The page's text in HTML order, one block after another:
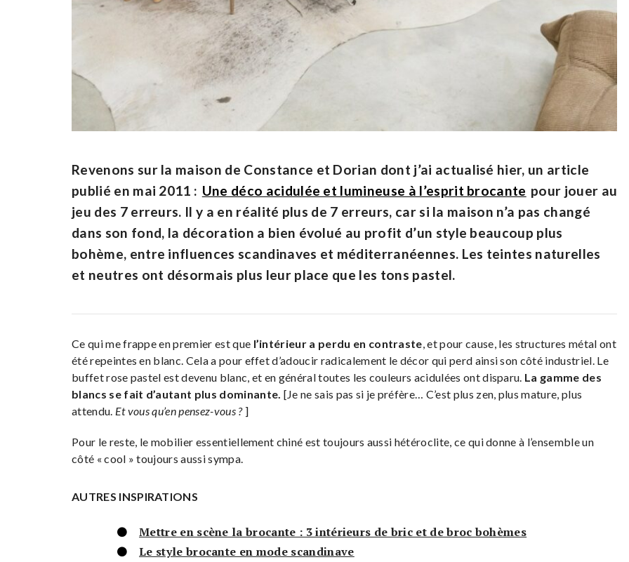
Revenons sur la maison de Constance et Dorian dont j’ai actualisé hier, un article
publié en mai 2011 : Une déco acidulée et lumineuse à l’esprit brocante pour jouer au
jeu des 7 erreurs. Il y a en réalité plus de 7 erreurs, car si la maison n’a pas changé
dans son fond, la décoration a bien évolué au profit d’un style beaucoup plus
bohème, entre influences scandinaves et méditerranéennes. Les teintes naturelles
et neutres ont désormais plus leur place que les tons pastel.
Ce qui me frappe en premier est que l’intérieur a perdu en contraste , et pour cause, les structures métal ont
été repeintes en blanc. Cela a pour effet d’adoucir radicalement le décor qui perd ainsi son côté industriel. Le
buffet rose pastel est devenu blanc, et en général toutes les couleurs acidulées ont disparu. La gamme des
blancs se fait d’autant plus dominante. [Je ne sais pas si je préfère… C’est plus zen, plus mature, plus
attendu. Et vous qu’en pensez-vous ? ]
Pour le reste, le mobilier essentiellement chiné est toujours aussi hétéroclite, ce qui donne à l’ensemble un
côté « cool » toujours aussi sympa.
AUTRES INSPIRATIONS
Mettre en scène la brocante : 3 intérieurs de bric et de broc bohèmes
Le style brocante en mode scandinave